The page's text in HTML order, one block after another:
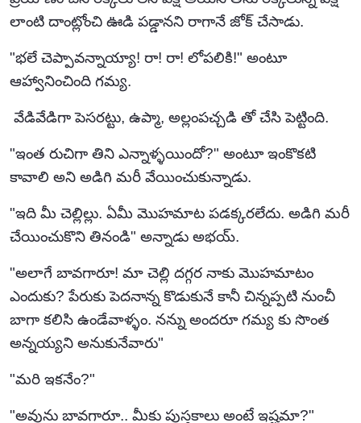
లాంటి దాంట్లోంచి ఊడి పడ్డానని రాగానే జోక్ చేసాడు.
"భలే చెప్పావన్నాయ్యా! రా! రా! లోపలికి!" అంటూ
ఆహ్వానించింది గమ్య.
వేడివేడిగా పెసరట్టు, ఉప్మా, అల్లంపచ్చడి తో చేసి పెట్టింది.
"ఇంత రుచిగా తిని ఎన్నాళ్ళయిందో?" అంటూ ఇంకొకటి
కావాలి అని అడిగి మరీ వేయించుకున్నాడు.
"ఇది మీ చెల్లిల్లు. ఏమీ మొహమాట పడక్కరలేదు. అడిగి మరీ
చేయించుకొని తినండి" అన్నాడు అభయ్.
"అలాగే బావగారూ! మా చెల్లి దగ్గర నాకు మొహమాటం
ఎందుకు? పేరుకు పెదనాన్న కొడుకునే కానీ చిన్నప్పటి నుంచీ
బాగా కలిసి ఉండేవాళ్ళం. నన్ను అందరూ గమ్య కు సొంత
అన్నయ్యని అనుకునేవారు"
"మరి ఇకనేం?"
"అవును బావగారూ.. మీకు పుస్తకాలు అంటే ఇష్టమా?"